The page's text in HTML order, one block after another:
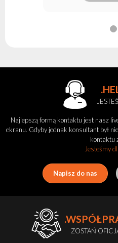
Najlepszą formą kontaktu jest nasz
ekranu. Gdyby jednak konsultant był
kontaktu
Jesteśmy
Napisz do nas
ZOSTAŃ